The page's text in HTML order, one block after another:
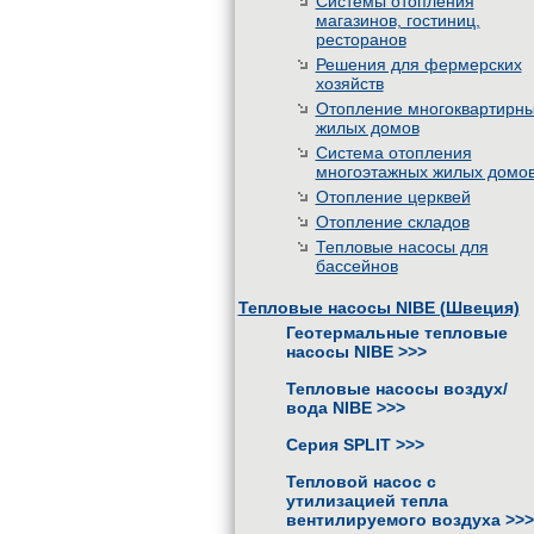
магазинов, гостиниц,
ресторанов
Решения для фермерских
хозяйств
Отопление
жилых домов
Система отопления
многоэтажных жилых
Отопление церквей
Отопление складов
Тепловые насосы для
бассейнов
Тепловые насосы NIBE (Швеция)
Геотермальные тепловые
насосы NIBE >>>
Тепловые насосы воздух/
вода NIBE >>>
Серия SPLIT >>>
Тепловой насос с
утилизацией тепла
вентилируемого воздуха >>>